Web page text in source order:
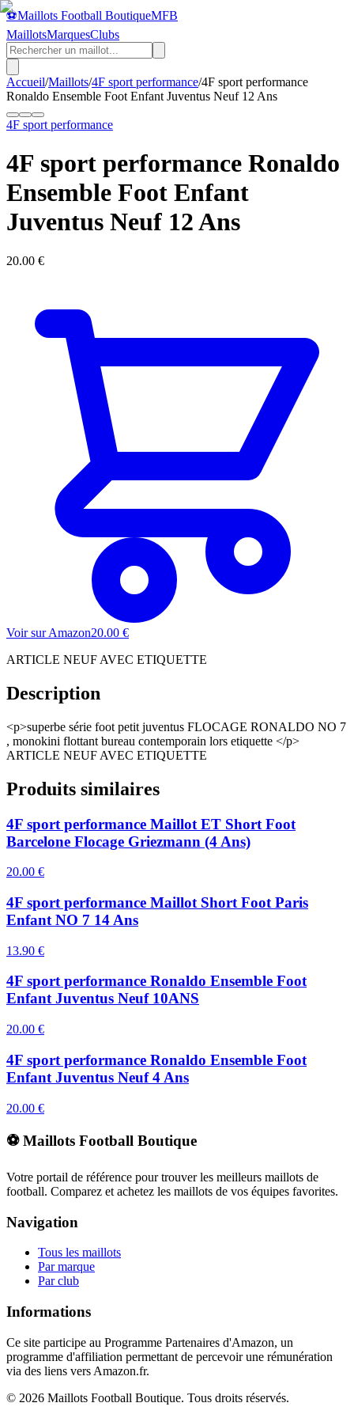
⚽Maillots Football BoutiqueMFB
MaillotsMarquesClubs
Accueil/Maillots/4F sport performance/4F sport performance
Ronaldo Ensemble Foot Enfant Juventus Neuf 12 Ans
4F sport performance
4F sport performance Ronaldo
Ensemble Foot Enfant
Juventus Neuf 12 Ans
20.00 €
Voir sur Amazon20.00 €
ARTICLE NEUF AVEC ETIQUETTE
Description
<p>superbe série foot petit juventus FLOCAGE RONALDO NO 7
, monokini flottant bureau contemporain lors etiquette </p>
ARTICLE NEUF AVEC ETIQUETTE
Produits similaires
4F sport performance Maillot ET Short Foot
Barcelone Flocage Griezmann (4 Ans)
20.00 €
4F sport performance Maillot Short Foot Paris
Enfant NO 7 14 Ans
13.90 €
4F sport performance Ronaldo Ensemble Foot
Enfant Juventus Neuf 10ANS
20.00 €
4F sport performance Ronaldo Ensemble Foot
Enfant Juventus Neuf 4 Ans
20.00 €
⚽ Maillots Football Boutique
Votre portail de référence pour trouver les meilleurs maillots de
football. Comparez et achetez les maillots de vos équipes favorites.
Navigation
Tous les maillots
Par marque
Par club
Informations
Ce site participe au Programme Partenaires d'Amazon, un
programme d'affiliation permettant de percevoir une rémunération
via des liens vers Amazon.fr.
© 2026 Maillots Football Boutique. Tous droits réservés.